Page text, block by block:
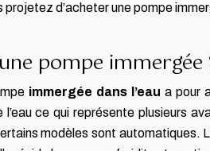
d’acheter une pompe
pompe immergée
immergée dans l’eau a pour
ce qui représente plusieurs
modèles sont